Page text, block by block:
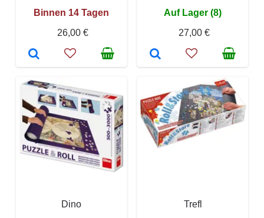
Binnen 14 Tagen
26,00 €
Auf Lager (8)
27,00 €
Dino
Trefl